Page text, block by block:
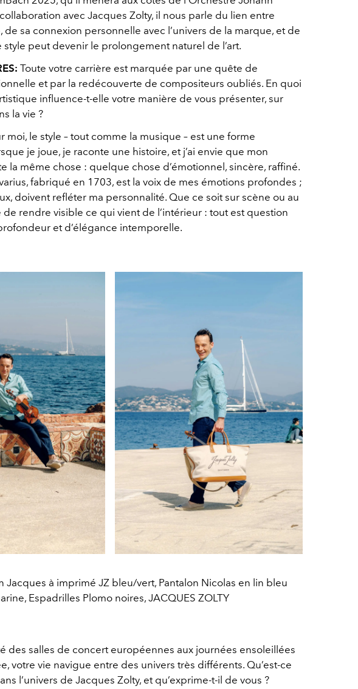
avec Jacques Zolty, il nous parle du lien entre
sa connexion personnelle avec l’univers de la marque, et de
style peut devenir le prolongement naturel de l’art.
Toute votre carrière est marquée par une quête de
et par la redécouverte de compositeurs oubliés. En quoi
influence-t-elle votre manière de vous présenter, sur
la vie ?
moi, le style – tout comme la musique – est une forme
je joue, je raconte une histoire, et j’ai envie que mon
la même chose : quelque chose d’émotionnel, sincère, raffiné.
fabriqué en 1703, est la voix de mes émotions profondes ;
doivent refléter ma personnalité. Que ce soit sur scène ou au
de rendre visible ce qui vient de l’intérieur : tout est question
et d’élégance intemporelle.
Jacques à imprimé JZ bleu/vert, Pantalon Nicolas en lin bleu
Espadrilles Plomo noires, JACQUES ZOLTY
des salles de concert européennes aux journées ensoleillées
votre vie navigue entre des univers très différents. Qu’est-ce
l’univers de Jacques Zolty, et qu’exprime-t-il de vous ?